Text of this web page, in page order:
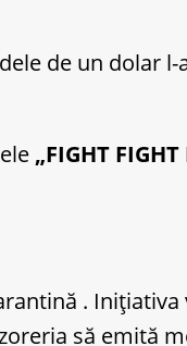
de un dolar
„FIGHT FIGHT
. Inițiativa
să emită